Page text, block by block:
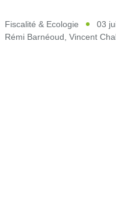
Fiscalité & Ecologie
03
Rémi Barnéoud, Vincent